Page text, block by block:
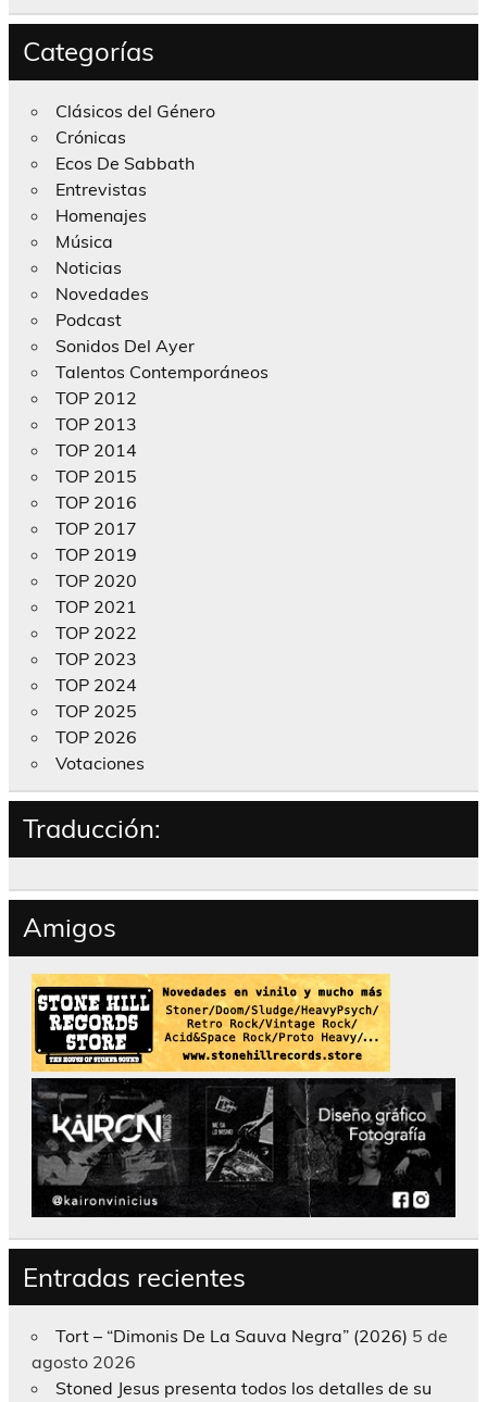
Categorías
Clásicos del Género
Crónicas
Ecos De Sabbath
Entrevistas
Homenajes
Música
Noticias
Novedades
Podcast
Sonidos Del Ayer
Talentos Contemporáneos
TOP 2012
TOP 2013
TOP 2014
TOP 2015
TOP 2016
TOP 2017
TOP 2019
TOP 2020
TOP 2021
TOP 2022
TOP 2023
TOP 2024
TOP 2025
TOP 2026
Votaciones
Traducción:
Amigos
Entradas recientes
Tort – “Dimonis De La Sauva Negra” (2026) 5 de
agosto 2026
Stoned Jesus presenta todos los detalles de su